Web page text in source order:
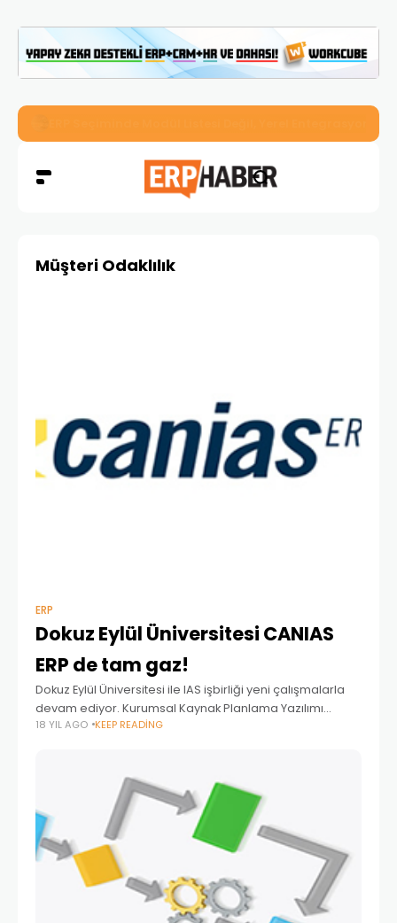
Müşteri Odaklılık
ERP
Dokuz Eylül Üniversitesi CANIAS
ERP de tam gaz!
Dokuz Eylül Üniversitesi ile IAS işbirliği yeni çalışmalarla
devam ediyor. Kurumsal Kaynak Planlama Yazılımı
CANIAS ERP nin üreticisi IAS yazılım ve Dokuz Eylül
18 YIL AGO KEEP READING